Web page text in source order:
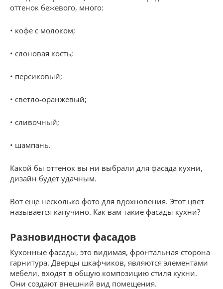
оттенок бежевого, много:
• кофе с молоком;
• слоновая кость;
• персиковый;
• светло-оранжевый;
• сливочный;
• шампань.
Какой бы оттенок вы ни выбрали для фасада кухни,
дизайн будет удачным.
Вот еще несколько фото для вдохновения. Этот цвет
называется капучино. Как вам такие фасады кухни?
Разновидности фасадов
Кухонные фасады, это видимая, фронтальная сторона
гарнитура. Дверцы шкафчиков, являются элементами
мебели, входят в общую композицию стиля кухни.
Они создают внешний вид помещения.